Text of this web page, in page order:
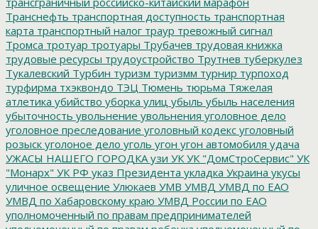
Транснефть транспортная доступность транспортная
карта транспортный налог траур тревожный сигнал
Тромса тротуар тротуары Трубачев трудовая книжка
трудовые ресурсы трудоустройство Трутнев туберкулез
Тукалевский Турбин туризм туризмм турнир турпоход
турфирма тхэквондо ТЭЦ Тюмень тюрьма Тяжелая
атлетика убийство уборка улиц убыль убыль населения
убыточность увольнение увольнения уголовное дело
уголовное преследование уголовный кодекс уголовный
розыск уголоное дело уголь угон угон автомобиля удача
УЖАСЫ НАШЕГО ГОРОДКА узи УК УК "ДомСтроСервис" УК
"Монарх" УК РФ указ Президента укладка Украина укусы
уличное освещение Улюкаев УМВ УМВД УМВД по ЕАО
УМВД по Хабаровскому краю УМВД России по ЕАО
уполномоченный по правам предпринимателей